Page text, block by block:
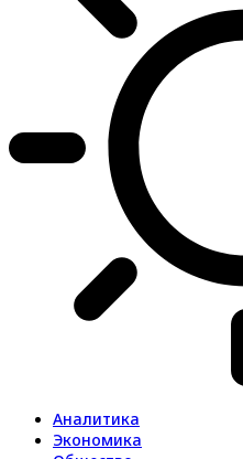
Аналитика
Экономика